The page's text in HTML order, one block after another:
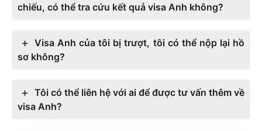
chiếu, có thể tra cứu kết quả visa Anh không?
Visa Anh của tôi bị trượt, tôi có thể nộp lại hồ
sơ không?
Tôi có thể liên hệ với ai để được tư vấn thêm về
visa Anh?